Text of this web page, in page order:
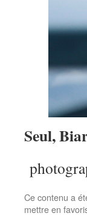
Seul,
Ce contenu a
mettre en